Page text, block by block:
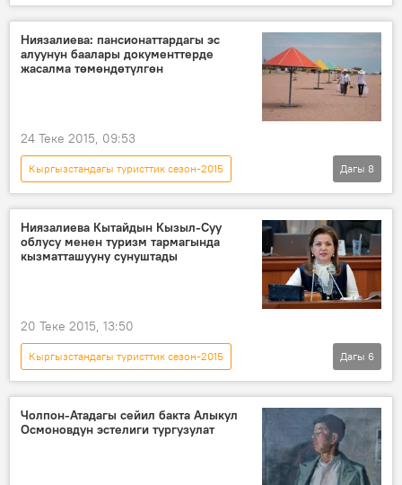
Кыргызстан
Коом
Жаңылыктар
Казакстан
Экспо-2015
көргөзмө
жыйын
Ниязалиева: пансионаттардагы эс
алуунун баалары документтерде
жасалма төмөндөтүлгөн
24 Теке 2015, 09:53
Кыргызстандагы туристтик сезон-2015
Кыргызстан
Коом
Жаңылыктар
Экономика
Ысык-Көл
Дамира Ниязалиева
пансионат
Дагы 8
Ниязалиева Кытайдын Кызыл-Суу
облусу менен туризм тармагында
кызматташууну сунуштады
20 Теке 2015, 13:50
Кыргызстандагы туристтик сезон-2015
Кыргызстан
Коом
Жаңылыктар
Дамира Ниязалиева
инвестициялар
туризм
Дагы 6
Чолпон-Атадагы сейил бакта Алыкул
Осмоновдун эстелиги тургузулат